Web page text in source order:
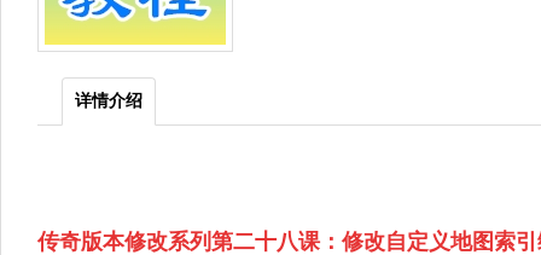
详情介绍
传奇版本修改系列第二十八课：修改自定义地图索